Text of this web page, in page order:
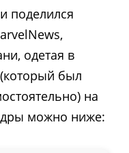
поделился
одетая в
был
на
можно ниже: